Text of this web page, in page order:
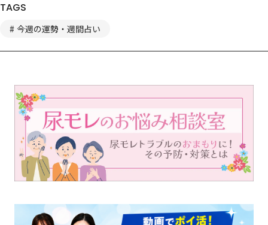
TAGS
今週の運勢・週間占い